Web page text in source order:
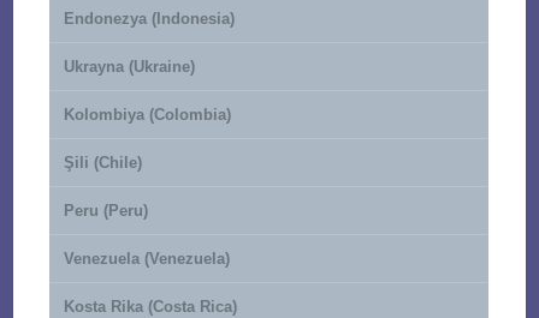
Endonezya (Indonesia)
Ukrayna (Ukraine)
Kolombiya (Colombia)
Şili (Chile)
Peru (Peru)
Venezuela (Venezuela)
Kosta Rika (Costa Rica)